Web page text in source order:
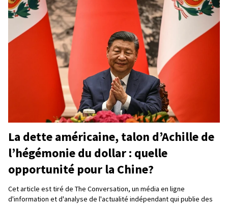
La dette américaine, talon d’Achille de
l’hégémonie du dollar : quelle
opportunité pour la Chine?
Cet article est tiré de The Conversation, un média en ligne
d'information et d'analyse de l'actualité indépendant qui publie des